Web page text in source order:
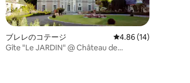
件、5つ星中4.8つ星の平均評価
ブレレのコテージ レビュー14件、5つ
4.86 (14)
Gîte "Le JARDIN" @ Château de